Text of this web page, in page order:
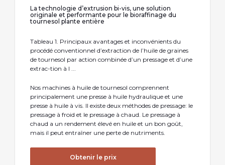
La technologie d’extrusion bi-vis, une solution
originale et performante pour le bioraffinage du
tournesol plante entière
Tableau 1. Principaux avantages et inconvénients du
procédé conventionnel d’extraction de l’huile de graines
de tournesol par action combinée d’un pressage et d’une
extrac-tion à l ...
Nos machines à huile de tournesol comprennent
principalement une presse à huile hydraulique et une
presse à huile à vis. Il existe deux méthodes de pressage: le
pressage à froid et le pressage à chaud. Le pressage à
chaud a un rendement élevé en huile et un bon goût,
mais il peut entraîner une perte de nutriments.
Obtenir le prix